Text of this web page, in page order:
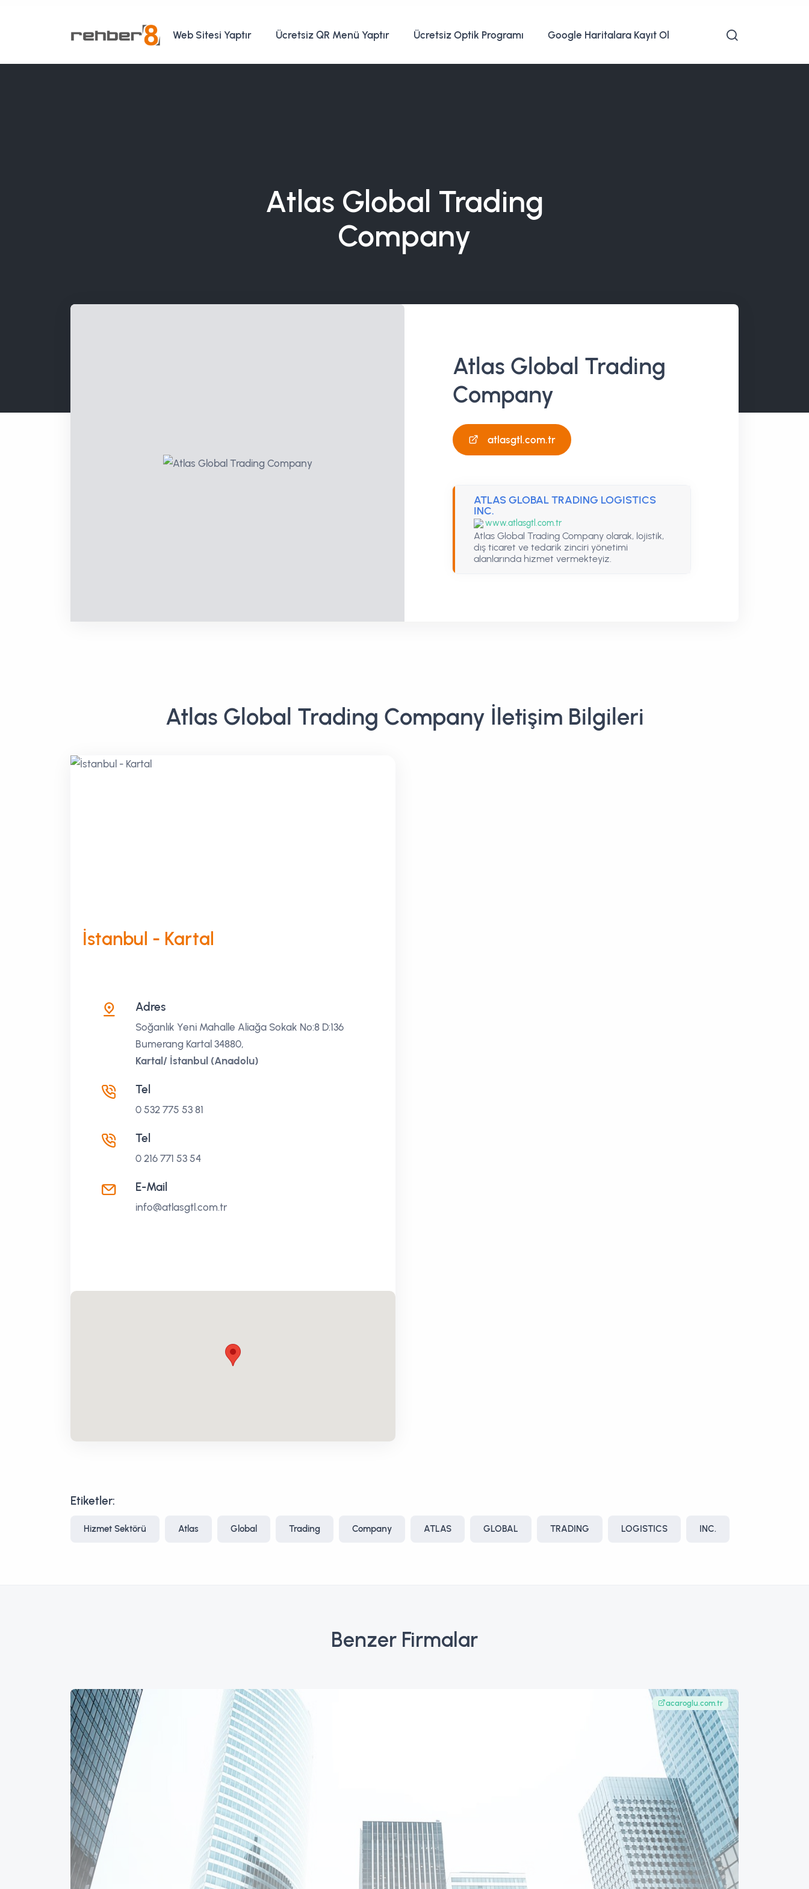
Web Sitesi Yaptır Ücretsiz QR Menü Yaptır Ücretsiz Optik Programı Google Haritalara Kayıt Ol
Atlas Global Trading
Company
Atlas Global Trading
Company
atlasgtl.com.tr
ATLAS GLOBAL TRADING LOGISTICS
INC.
www.atlasgtl.com.tr
Atlas Global Trading Company olarak, lojistik,
dış ticaret ve tedarik zinciri yönetimi
alanlarında hizmet vermekteyiz.
Atlas Global Trading Company İletişim Bilgileri
İstanbul - Kartal
Adres
Soğanlık Yeni Mahalle Aliağa Sokak No:8 D:136
Bumerang Kartal 34880,
Kartal/ İstanbul (Anadolu)
Tel
0 532 775 53 81
Tel
0 216 771 53 54
E-Mail
info@atlasgtl.com.tr
Etiketler:
Hizmet Sektörü Atlas Global Trading Company ATLAS GLOBAL TRADING LOGISTICS INC.
Benzer Firmalar
acaroglu.com.tr